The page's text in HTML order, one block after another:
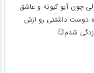
چون آیو کیوته و عاشق
دوست داشتنی رو ازش
زدگی شدم🥴